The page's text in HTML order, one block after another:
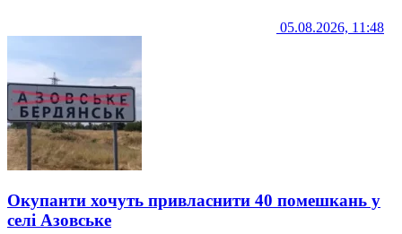
05.08.2026, 11:48
Окупанти хочуть привласнити 40 помешкань у
селі Азовське